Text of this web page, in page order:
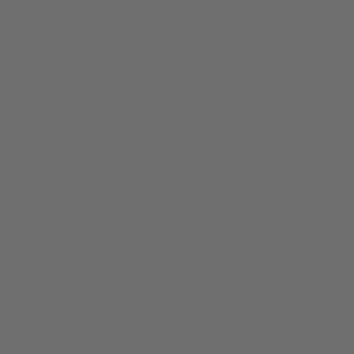
Deutsch, Englisch, Französisch, Dänisch, Niederländisch, Portugiesisch (Port.)